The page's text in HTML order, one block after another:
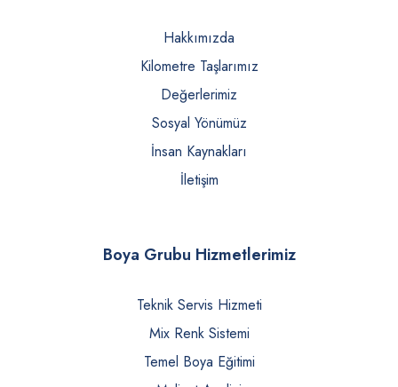
Hakkımızda
Kilometre Taşlarımız
Değerlerimiz
Sosyal Yönümüz
İnsan Kaynakları
İletişim
Boya Grubu Hizmetlerimiz
Teknik Servis Hizmeti
Mix Renk Sistemi
Temel Boya Eğitimi